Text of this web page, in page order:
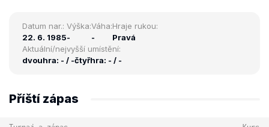
Datum nar.:
22. 6. 1985
Výška:
-
Váha:
-
Hraje rukou:
Pravá
Aktuální/nejvyšší umístění:
dvouhra: - / -čtyřhra: - / -
Příští zápas